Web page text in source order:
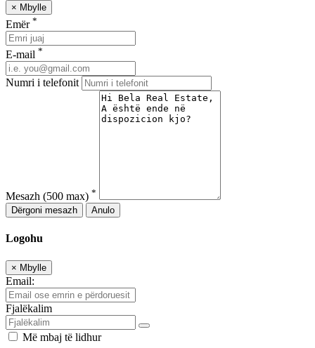
× Mbylle
Emër *
E-mail *
Numri i telefonit
Mesazh (500 max) *
Dërgoni mesazh
Anulo
Logohu
× Mbylle
Email:
Fjalëkalim
Më mbaj të lidhur